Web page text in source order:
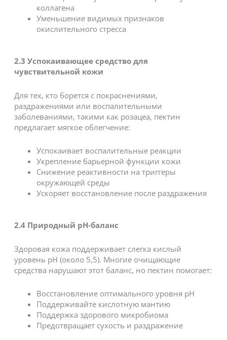
коллагена
Уменьшение видимых признаков
окислительного стресса
2.3 Успокаивающее средство для
чувствительной кожи
Для тех, кто борется с покраснениями,
раздражениями или воспалительными
заболеваниями, такими как розацеа, пектин
предлагает мягкое облегчение:
Успокаивает воспалительные реакции
Укрепление барьерной функции кожи
Снижение реактивности на триггеры
окружающей среды
Ускоряет восстановление после раздражения
2.4 Природный pH-баланс
Здоровая кожа поддерживает слегка кислый
уровень pH (около 5,5). Многие очищающие
средства нарушают этот баланс, но пектин помогает:
Восстановление оптимального уровня pH
Поддерживайте кислотную мантию
Поддержка здорового микробиома
Предотвращает сухость и раздражение